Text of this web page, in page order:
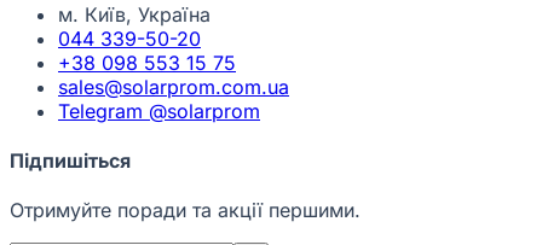
м. Київ, Україна
044 339-50-20
+38 098 553 15 75
sales@solarprom.com.ua
Telegram @solarprom
Підпишіться
Отримуйте поради та акції першими.